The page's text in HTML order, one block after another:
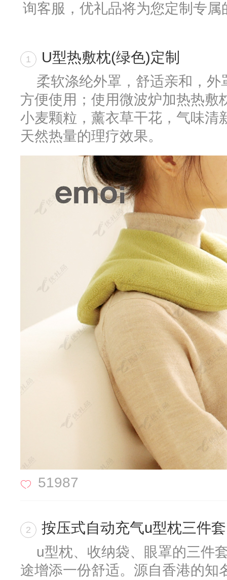
询客服，优礼品将为您定制专属
1 U型热敷枕(绿色)定制
柔软涤纶外罩，舒适亲和，外
方便使用；使用微波炉加热热敷
小麦颗粒，薰衣草干花，气味清
天然热量的理疗效果。
51987
2 按压式自动充气u型枕三件套
u型枕、收纳袋、眼罩的三件
途增添一份舒适。源自香港的知